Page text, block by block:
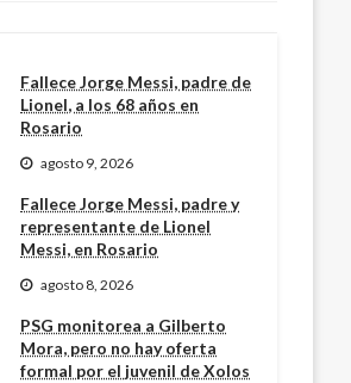
Fallece Jorge Messi, padre de
Lionel, a los 68 años en
Rosario
agosto 9, 2026
Fallece Jorge Messi, padre y
representante de Lionel
Messi, en Rosario
agosto 8, 2026
PSG monitorea a Gilberto
Mora, pero no hay oferta
formal por el juvenil de Xolos